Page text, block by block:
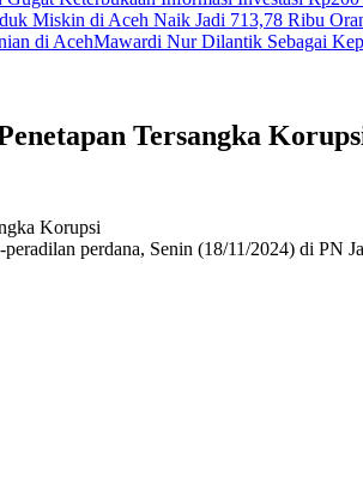
Miskin di Aceh Naik Jadi 713,78 Ribu
di AcehMawardi Nur Dilantik Sebagai
Tersangka
perdana, Senin (18/11/2024) di PN